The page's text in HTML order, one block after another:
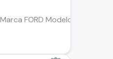
FORD Modelo F150